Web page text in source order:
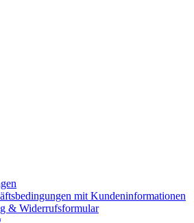
mit Kundeninformationen
& Widerrufsformular